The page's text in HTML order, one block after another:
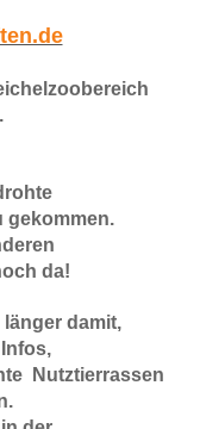
gekommen.
da!
damit,
Nutztierrassen